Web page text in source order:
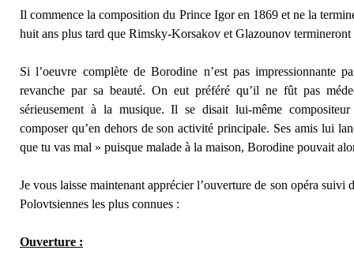
Il commence la composition du Prince Igor en 1869 et ne la
huit ans plus tard que Rimsky-Korsakov et Glazounov
Si l’oeuvre complète de Borodine n’est pas impressionnante
revanche par sa beauté. On eut préféré qu’il ne fût pas
sérieusement à la musique. Il se disait lui-même
composer qu’en dehors de son activité principale. Ses amis lui
que tu vas mal » puisque malade à la maison, Borodine pouvait
Je vous laisse maintenant apprécier l’ouverture de son opéra suivi
Polovtsiennes les plus connues :
Ouverture :